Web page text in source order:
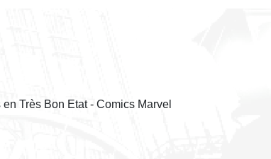
Très Bon Etat - Comics Marvel